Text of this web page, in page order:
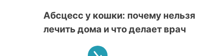
Абсцесс у кошки: почему нельзя
лечить дома и что делает врач